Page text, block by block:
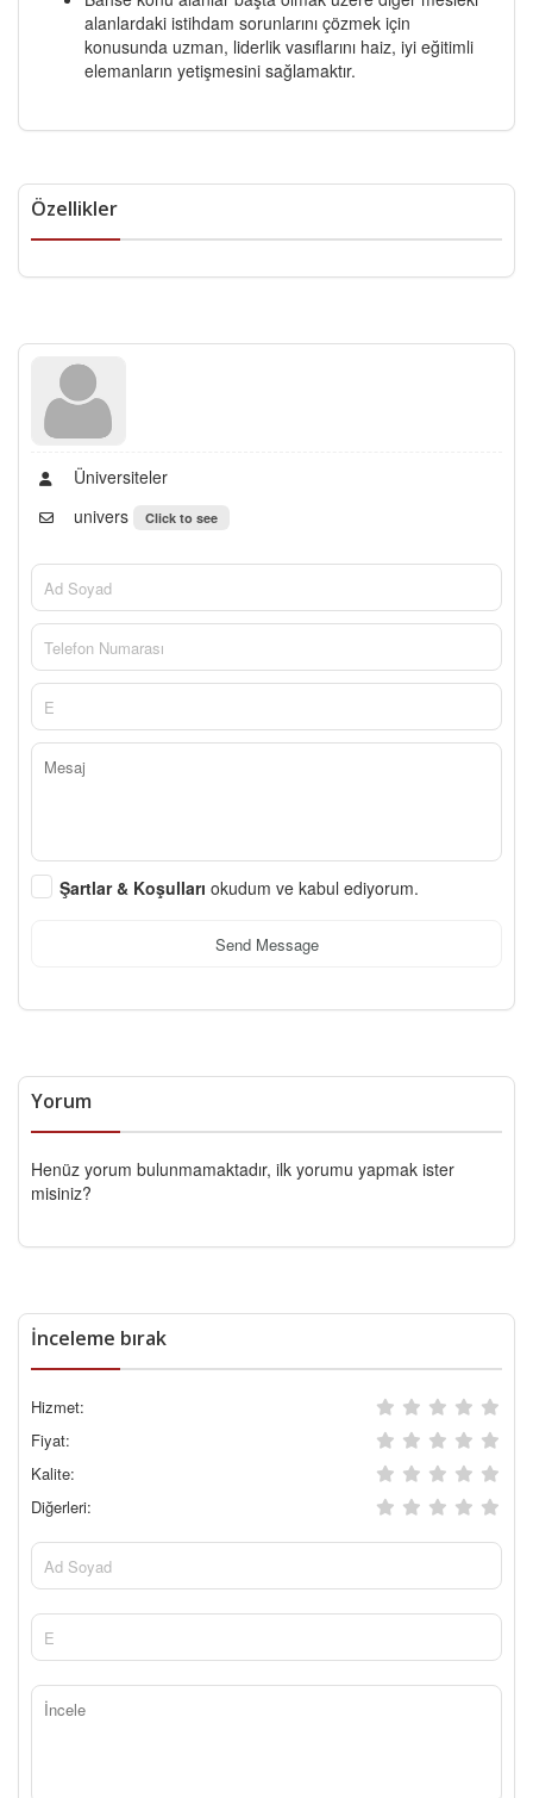
alanlardaki istihdam sorunlarını çözmek için
konusunda uzman, liderlik vasıflarını haiz, iyi eğitimli
elemanların yetişmesini sağlamaktır.
Özellikler
Üniversiteler
univers
Click to see
Şartlar & Koşulları okudum ve kabul ediyorum.
Send Message
Yorum
Henüz yorum bulunmamaktadır, ilk yorumu yapmak ister
misiniz?
İnceleme bırak
Hizmet:
Fiyat:
Kalite:
Diğerleri: